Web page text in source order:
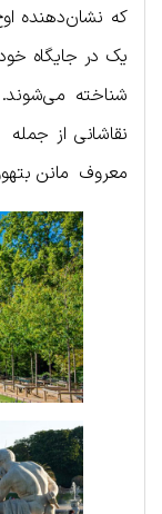
که نشان‌دهنده
یک در جایگاه
شناخته
نقاشانی از جمله
معروف مانن